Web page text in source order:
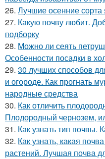
26. Лучшие осенние сорта
27. Какую почву любит.
подборку
28. Можно ли сеять
Особенности посадки в
29. 30 лучших способов
и огороде. Как прогнать
народные средства
30. Как отличить
Плодородный чернозем,
31. Как узнать тип почвы.
32. Как узнать, какая
растений. Лучшая почва